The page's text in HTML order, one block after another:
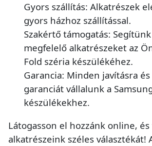
Gyors szállítás: Alkatrészek
gyors házhoz szállítással.
Szakértő támogatás:
megfelelő alkatrészeket az
Fold széria készülékéhez.
Garancia: Minden javításra
garanciát vállalunk a
készülékekhez.
Látogasson el hozzánk online,
alkatrészeink széles választékát!